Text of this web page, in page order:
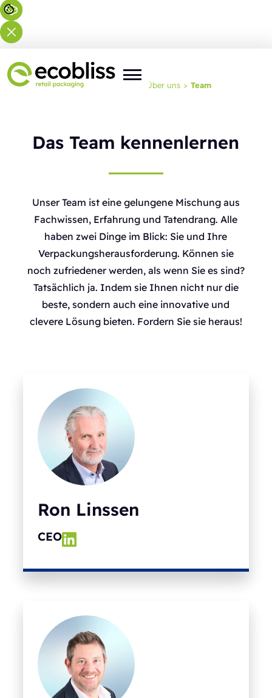
Sie befinden sich hier: Über uns > Team
Das Team kennenlernen
Unser Team ist eine gelungene Mischung aus
Fachwissen, Erfahrung und Tatendrang. Alle
haben zwei Dinge im Blick: Sie und Ihre
Verpackungsherausforderung. Können sie
noch zufriedener werden, als wenn Sie es sind?
Tatsächlich ja. Indem sie Ihnen nicht nur die
beste, sondern auch eine innovative und
clevere Lösung bieten. Fordern Sie sie heraus!
Ron Linssen
CEO